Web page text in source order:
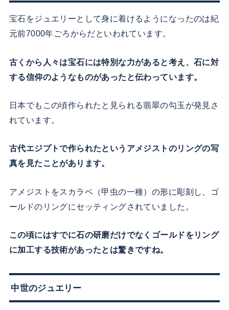
宝石をジュエリーとして身に着けるようになったのは紀
元前7000年ごろからだといわれています。
古くから人々は宝石には特別な力があると考え、石に対
する信仰のようなものがあったと伝わっています。
日本でもこの頃作られたと見られる翡翠の勾玉が発見さ
れています。
古代エジプトで作られたというアメジストのリングの写
真を見たことがあります。
アメジストをスカラベ（甲虫の一種）の形に彫刻し、ゴ
ールドのリングにセッティングされていました。
この頃にはすでに石の研磨だけでなくゴールドをリング
に加工する技術があったとは驚きですね。
中世のジュエリー